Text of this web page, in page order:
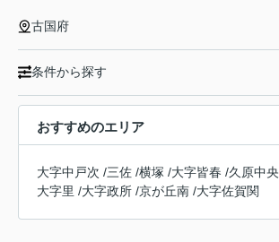
古国府
条件から探す
おすすめのエリア
大字中戸次 /三佐 /横塚 /大字皆春 /久原中央
大字里 /大字政所 /京が丘南 /大字佐賀関